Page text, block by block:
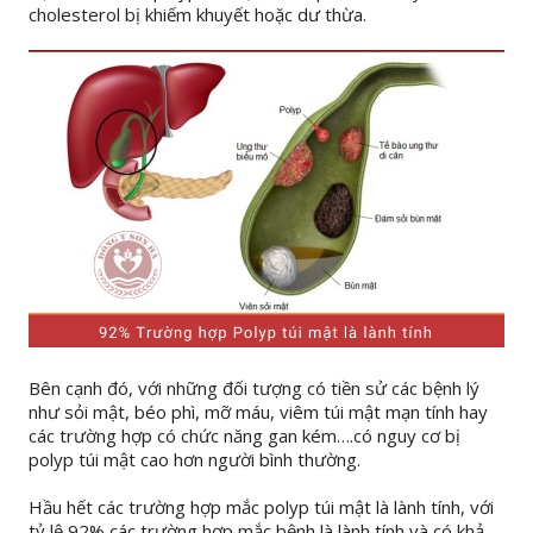
cholesterol bị khiếm khuyết hoặc dư thừa.
Bên cạnh đó, với những đối tượng có tiền sử các bệnh lý
như sỏi mật, béo phì, mỡ máu, viêm túi mật mạn tính hay
các trường hợp có chức năng gan kém….có nguy cơ bị
polyp túi mật cao hơn người bình thường.
Hầu hết các trường hợp mắc polyp túi mật là lành tính, với